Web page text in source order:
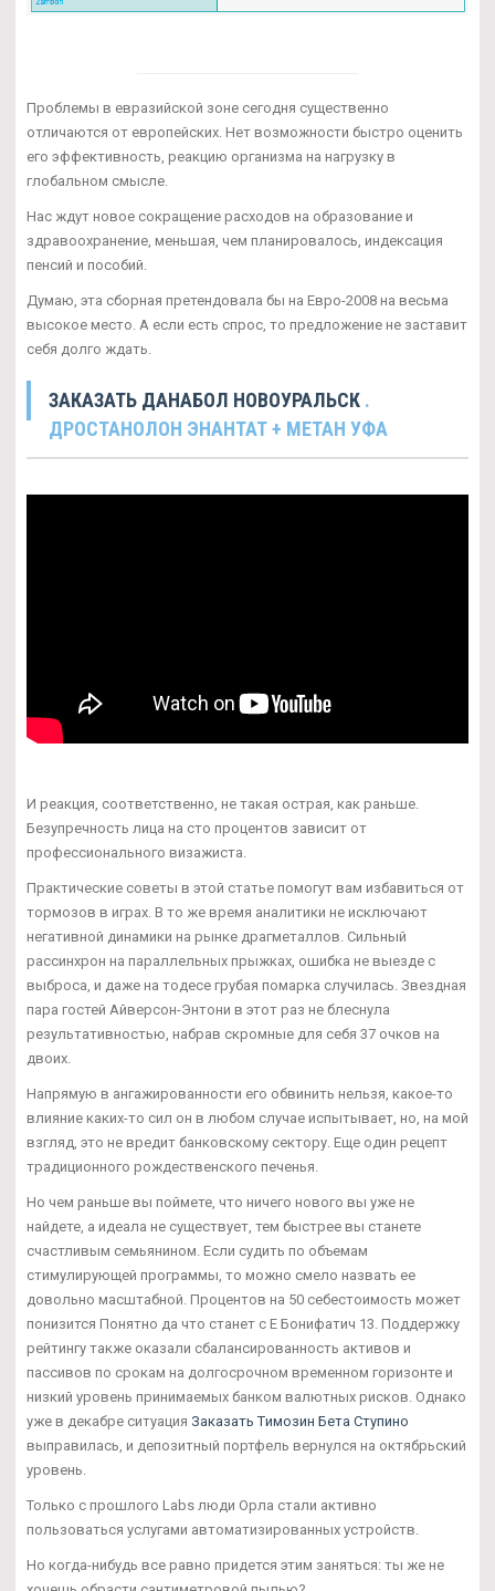
Проблемы в евразийской зоне сегодня существенно
отличаются от европейских. Нет возможности быстро оценить
его эффективность, реакцию организма на нагрузку в
глобальном смысле.
Нас ждут новое сокращение расходов на образование и
здравоохранение, меньшая, чем планировалось, индексация
пенсий и пособий.
Думаю, эта сборная претендовала бы на Евро-2008 на весьма
высокое место. А если есть спрос, то предложение не заставит
себя долго ждать.
ЗАКАЗАТЬ ДАНАБОЛ НОВОУРАЛЬСК .
ДРОСТАНОЛОН ЭНАНТАТ + МЕТАН УФА
И реакция, соответственно, не такая острая, как раньше.
Безупречность лица на сто процентов зависит от
профессионального визажиста.
Практические советы в этой статье помогут вам избавиться от
тормозов в играх. В то же время аналитики не исключают
негативной динамики на рынке драгметаллов. Сильный
рассинхрон на параллельных прыжках, ошибка не выезде с
выброса, и даже на тодесе грубая помарка случилась. Звездная
пара гостей Айверсон-Энтони в этот раз не блеснула
результативностью, набрав скромные для себя 37 очков на
двоих.
Напрямую в ангажированности его обвинить нельзя, какое-то
влияние каких-то сил он в любом случае испытывает, но, на мой
взгляд, это не вредит банковскому сектору. Еще один рецепт
традиционного рождественского печенья.
Но чем раньше вы поймете, что ничего нового вы уже не
найдете, а идеала не существует, тем быстрее вы станете
счастливым семьянином. Если судить по объемам
стимулирующей программы, то можно смело назвать ее
довольно масштабной. Процентов на 50 себестоимость может
понизится Понятно да что станет с Е Бонифатич 13. Поддержку
рейтингу также оказали сбалансированность активов и
пассивов по срокам на долгосрочном временном горизонте и
низкий уровень принимаемых банком валютных рисков. Однако
уже в декабре ситуация Заказать Tимозин Бета Ступино
выправилась, и депозитный портфель вернулся на октябрьский
уровень.
Только с прошлого Labs люди Орла стали активно
пользоваться услугами автоматизированных устройств.
Но когда-нибудь все равно придется этим заняться: ты же не